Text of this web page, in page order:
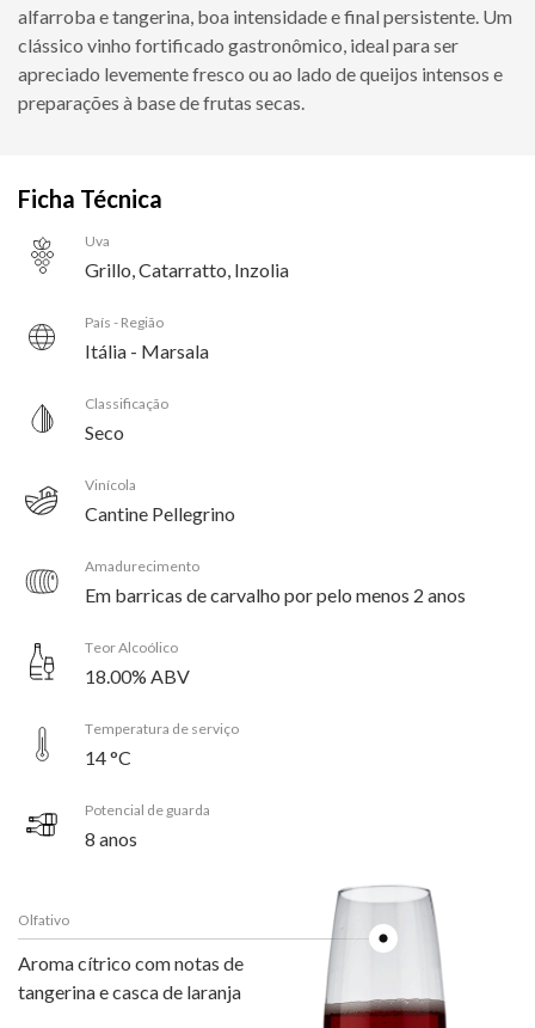
alfarroba e tangerina, boa intensidade e final persistente. Um
clássico vinho fortificado gastronômico, ideal para ser
apreciado levemente fresco ou ao lado de queijos intensos e
preparações à base de frutas secas.
Ficha Técnica
Uva
Grillo, Catarratto, Inzolia
País - Região
Itália - Marsala
Classificação
Seco
Vinícola
Cantine Pellegrino
Amadurecimento
Em barricas de carvalho por pelo menos 2 anos
Teor Alcoólico
18.00% ABV
Temperatura de serviço
14 °C
Potencial de guarda
8 anos
Olfativo
Aroma cítrico com notas de
tangerina e casca de laranja